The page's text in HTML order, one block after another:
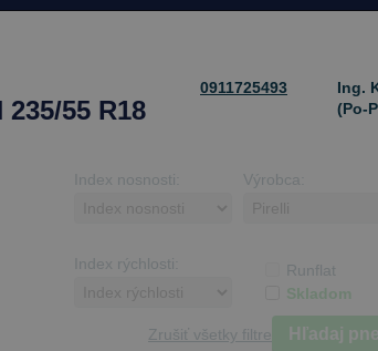
55 R18
0911725493
Ing.
(Po-
Index nosnosti: Výrobca:
Index rýchlosti:
Runflat
Skladom
Zrušiť všetky filtre Hľadaj